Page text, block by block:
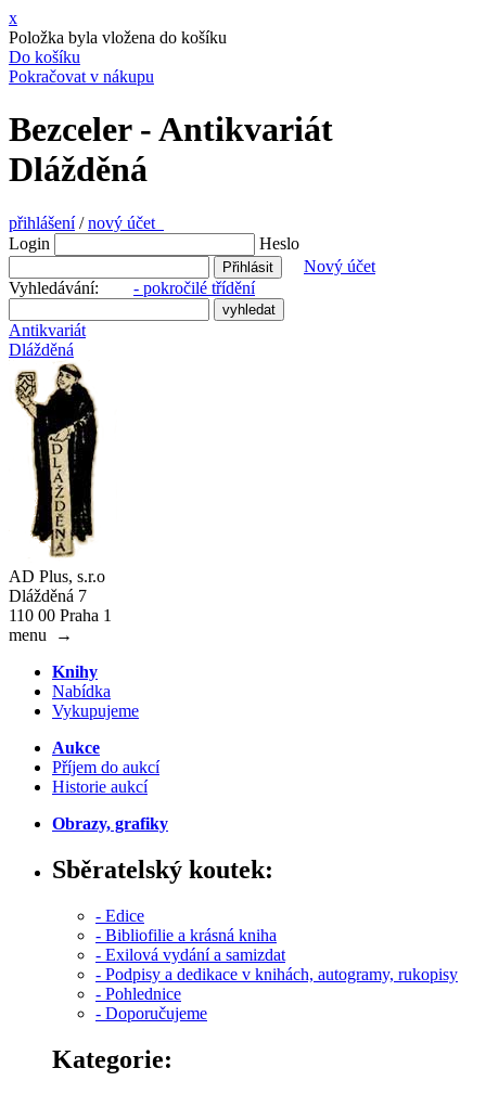
x
Položka byla vložena do košíku
Do košíku
Pokračovat v nákupu
Bezceler - Antikvariát
Dlážděná
přihlášení/nový účet
Login
Heslo
Nový účet
Vyhledávání: - pokročilé třídění
Antikvariát
Dlážděná
AD Plus, s.r.o
Dlážděná 7
110 00 Praha 1
menu
→
Knihy
Nabídka
Vykupujeme
Aukce
Příjem do aukcí
Historie aukcí
Obrazy, grafiky
Sběratelský koutek:
- Edice
- Bibliofilie a krásná kniha
- Exilová vydání a samizdat
- Podpisy a dedikace v knihách, autogramy, rukopisy
- Pohlednice
- Doporučujeme
Kategorie: